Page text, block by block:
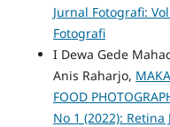
Jurnal Fotografi:
Fotografi
I Dewa Gede
Anis Raharjo,
FOOD
No 1 (2022):